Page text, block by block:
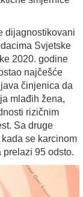
dijagnostikovani
Svjetske
2020. godine
najčešće
činjenica da
mlađih žena,
rizičnim
Sa druge
se karcinom
95 odsto.